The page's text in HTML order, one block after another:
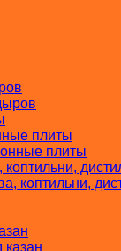
плиты
коптильни,